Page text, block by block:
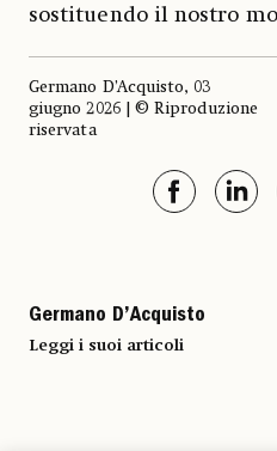
sostituendo il nostro
Germano D’Acquisto, 03
giugno 2026 | © Riproduzione
riservata
Germano D’Acquisto
Leggi i suoi articoli